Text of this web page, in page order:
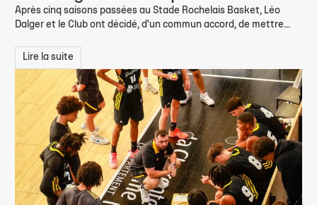
Après cinq saisons passées au Stade Rochelais Basket, Léo
Dalger et le Club ont décidé, d'un commun accord, de mettre...
Lire la suite